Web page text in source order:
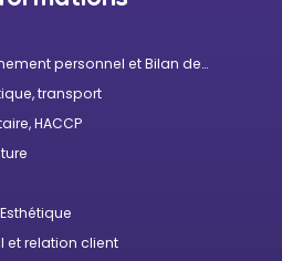
personnel et Bilan de
transport
HACCP
et relation client